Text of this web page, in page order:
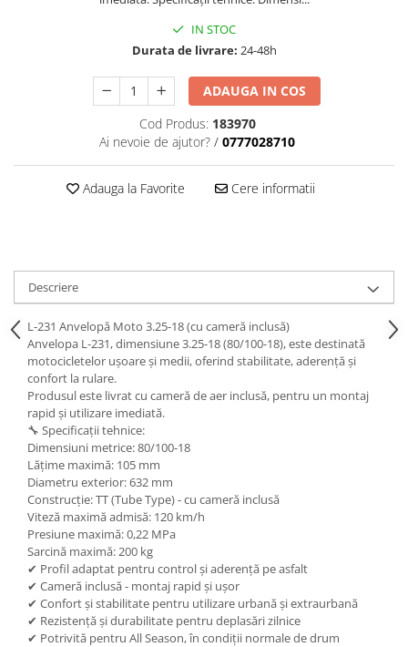
https://www.doctortrotineta.ro/cauciucuri-
https://www.doctortrotineta.ro/cauciucuri-
Cauciuc tubeless cu GEL antipană
Anvelope moto
Anvelope ATV
Cauciucuri bicicleta
Anvelope și Camere Utilaje
https://www.doctortrotineta.ro/plata-
tbi?
forceOriginalForEdit=1&preview=00681
IN STOC
Durata de livrare: 24-48h
ADAUGA IN COS
Cod Produs: 183970
Ai nevoie de ajutor? / 0777028710
Adauga la Favorite Cere informatii
Descriere
L-231 Anvelopă Moto 3.25-18 (cu cameră inclusă)
Anvelopa L-231, dimensiune 3.25-18 (80/100-18), este destinată
motocicletelor ușoare și medii, oferind stabilitate, aderență și
confort la rulare.
Produsul este livrat cu cameră de aer inclusă, pentru un montaj
rapid și utilizare imediată.
🔧 Specificații tehnice:
Dimensiuni metrice: 80/100-18
Lățime maximă: 105 mm
Diametru exterior: 632 mm
Construcție: TT (Tube Type) - cu cameră inclusă
Viteză maximă admisă: 120 km/h
Presiune maximă: 0,22 MPa
Sarcină maximă: 200 kg
✔ Profil adaptat pentru control și aderență pe asfalt
✔ Cameră inclusă - montaj rapid și ușor
✔ Confort și stabilitate pentru utilizare urbană și extraurbană
✔ Rezistență și durabilitate pentru deplasări zilnice
✔ Potrivită pentru All Season, în condiții normale de drum